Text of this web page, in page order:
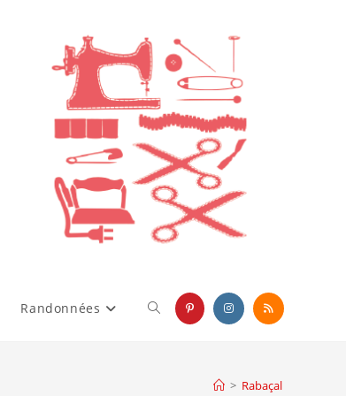
Randonnées Toggle
> Rabaçal